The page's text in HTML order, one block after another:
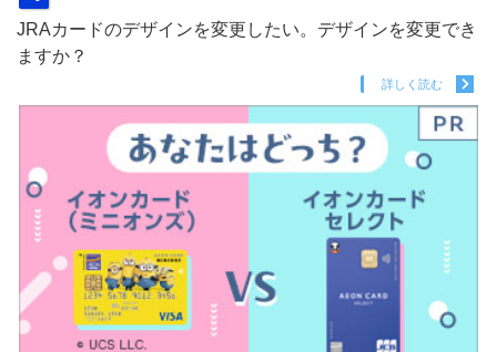
JRAカードのデザインを変更したい。デザインを変更でき
ますか？
詳しく読む